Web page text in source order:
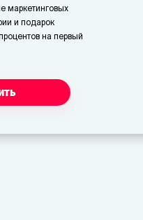
маркетинговых
и подарок
на первый